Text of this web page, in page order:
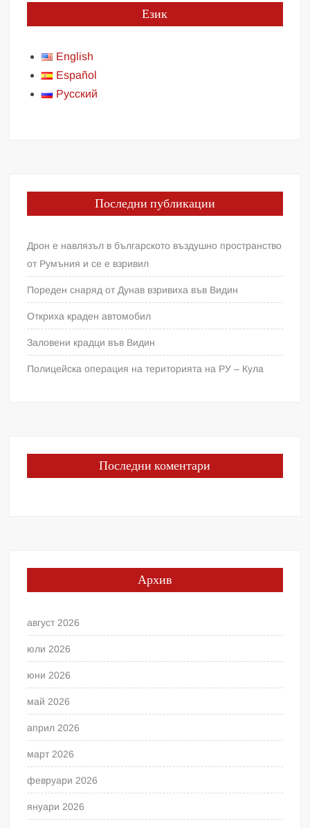
Език
English
Español
Русский
Последни публикации
Дрон е навлязъл в българското въздушно пространство
от Румъния и се е взривил
Пореден снаряд от Дунав взривиха във Видин
Откриха краден автомобил
Заловени крадци във Видин
Полицейска операция на територията на РУ – Кула
Последни коментари
Архив
август 2026
юли 2026
юни 2026
май 2026
април 2026
март 2026
февруари 2026
януари 2026